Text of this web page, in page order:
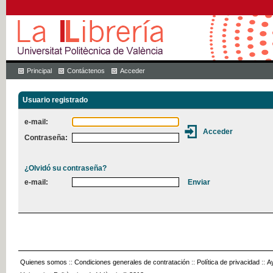
Principal Contáctenos Acceder
Usuario registrado
e-mail:
Contraseña:
¿Olvidó su contraseña?
e-mail:
Quienes somos :: Condiciones generales de contratación :: Política de privacidad ::